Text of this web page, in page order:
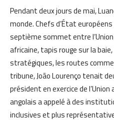
Pendant deux jours de mai,
monde. Chefs d’État
septième sommet entre
africaine, tapis rouge sur la
stratégiques, les routes
tribune, João Lourenço tenait
président en exercice de
angolais a appelé à des
inclusives et plus